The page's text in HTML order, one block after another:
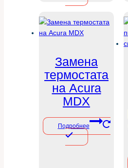
Замена
термостата
на Acura
MDX
Подробнее